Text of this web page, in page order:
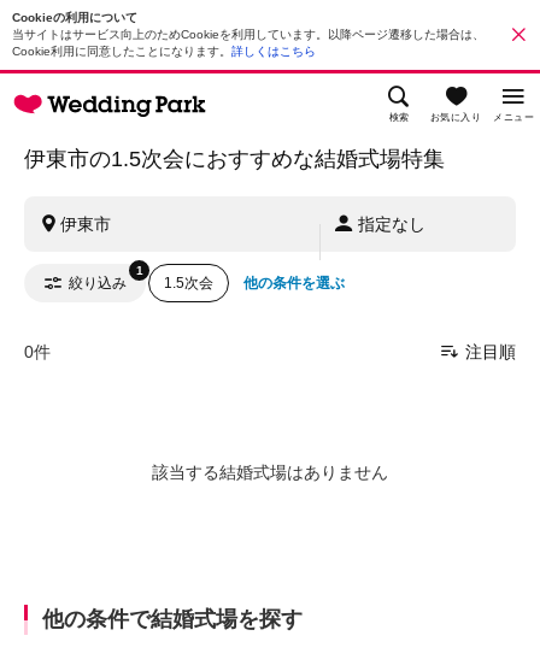
Cookieの利用について
当サイトはサービス向上のためCookieを利用しています。以降ページ遷移した場合は、
Cookie利用に同意したことになります。 詳しくはこちら
検索 お気に入り メニュー
伊東市の1.5次会におすすめな結婚式場特集
伊東市 指定なし
絞り込み
1
1.5次会 他の条件を選ぶ
0件 注目順
該当する結婚式場はありません
他の条件で結婚式場を探す